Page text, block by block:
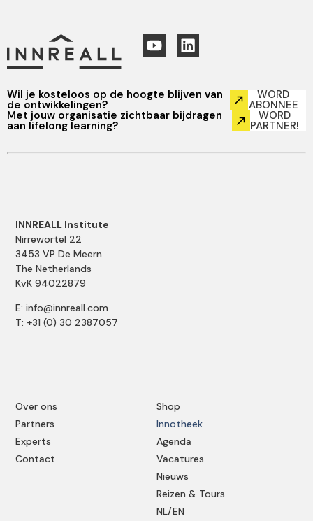
Wil je kosteloos op de hoogte blijven van
de ontwikkelingen?
WORD
ABONNEE
Met jouw organisatie zichtbaar bijdragen
aan lifelong learning?
WORD
PARTNER!
Shop
Innotheek
Agenda
Vacatures
Nieuws
Reizen & Tours
NL/EN
Over ons
Partners
Experts
Contact
INNREALL Institute
Nirrewortel 22
3453 VP De Meern
The Netherlands
KvK 94022879
E: info@innreall.com
T: +31 (0) 30 2387057